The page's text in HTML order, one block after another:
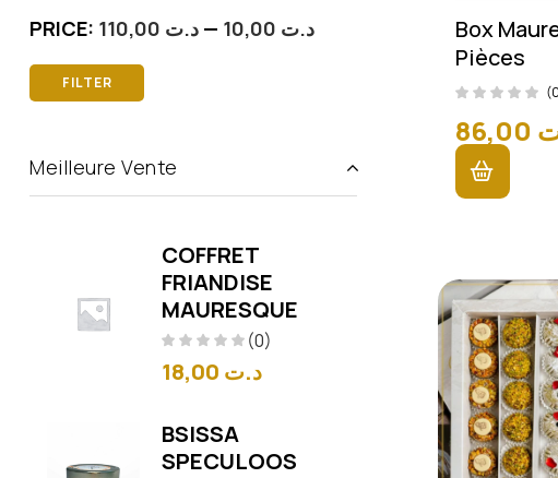
Box
Pièces
FILTER
PRICE: د.ت 10,00 — د.ت 110,00
Meilleure Vente
(0)
COFFRET
FRIANDISE
MAURESQUE
د.ت
BSISSA
SPECULOOS